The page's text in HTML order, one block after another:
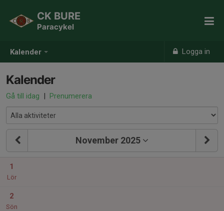
Kalender Logga in
CK BURE
Paracykel
Kalender
Gå till idag | Prenumerera
November 2025
1
Lör
2
Sön